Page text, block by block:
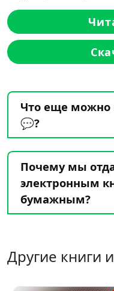
Что еще можно
💬?
Почему мы
электронным
бумажным?
Другие книги